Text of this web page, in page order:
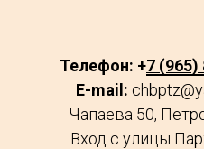
Телефон: +7 (965)
E-mail:
Чапаева 50,
Вход с улицы